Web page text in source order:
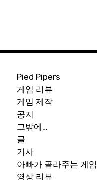
Pied Pipers
게임 리뷰
게임 제작
공지
그밖에…
글
기사
아빠가 골라주는 게임
영상 리뷰